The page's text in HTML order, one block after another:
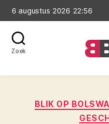
6 augustus 2026 22:56
Zoek
BLIK OP